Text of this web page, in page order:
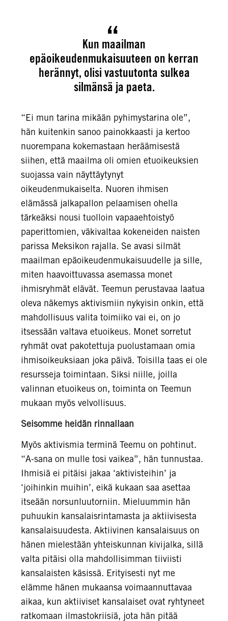
Kun maailman
epäoikeudenmukaisuuteen on kerran
herännyt, olisi vastuutonta sulkea
silmänsä ja paeta.
“Ei mun tarina mikään pyhimystarina ole”,
hän kuitenkin sanoo painokkaasti ja kertoo
nuorempana kokemastaan heräämisestä
siihen, että maailma oli omien etuoikeuksien
suojassa vain näyttäytynyt
oikeudenmukaiselta. Nuoren ihmisen
elämässä jalkapallon pelaamisen ohella
tärkeäksi nousi tuolloin vapaaehtoistyö
paperittomien, väkivaltaa kokeneiden naisten
parissa Meksikon rajalla. Se avasi silmät
maailman epäoikeudenmukaisuudelle ja sille,
miten haavoittuvassa asemassa monet
ihmisryhmät elävät. Teemun perustavaa laatua
oleva näkemys aktivismiin nykyisin onkin, että
mahdollisuus valita toimiiko vai ei, on jo
itsessään valtava etuoikeus. Monet sorretut
ryhmät ovat pakotettuja puolustamaan omia
ihmisoikeuksiaan joka päivä. Toisilla taas ei ole
resursseja toimintaan. Siksi niille, joilla
valinnan etuoikeus on, toiminta on Teemun
mukaan myös velvollisuus.
Seisomme heidän rinnallaan
Myös aktivismia terminä Teemu on pohtinut.
“A-sana on mulle tosi vaikea”, hän tunnustaa.
Ihmisiä ei pitäisi jakaa ‘aktivisteihin’ ja
‘joihinkin muihin’, eikä kukaan saa asettaa
itseään norsunluutorniin. Mieluummin hän
puhuukin kansalaisrintamasta ja aktiivisesta
kansalaisuudesta. Aktiivinen kansalaisuus on
hänen mielestään yhteiskunnan kivijalka, sillä
valta pitäisi olla mahdollisimman tiiviisti
kansalaisten käsissä. Erityisesti nyt me
elämme hänen mukaansa voimaannuttavaa
aikaa, kun aktiiviset kansalaiset ovat ryhtyneet
ratkomaan ilmastokriisiä, jota hän pitää